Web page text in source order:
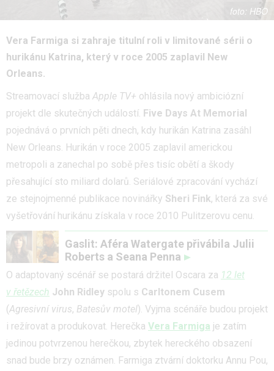
HBO
Vera Farmiga si zahraje titulní roli v limitované sérii o
hurikánu Katrina, který v roce 2005 zaplavil New
Orleans.
Streamovací služba Apple TV+ ohlásila nový ambiciózní
projekt dle skutečných událostí. Five Days At Memorial
pojednává o prvních pěti dnech, kdy hurikán Katrina zasáhl
New Orleans. Hurikán v roce 2005 zaplavil americkou
metropoli a zanechal po sobě přes tisíc obětí a škody
přesahující sto miliard dolarů. Seriálové zpracování vychází
ze stejnojmenné publikace novinářky Sheri Fink, která za své
vyšetřování hurikánu získala v roce 2010 Pulitzerovu cenu.
Gaslit: Aféra Watergate přivábila Julii
Roberts a Seana Penna
O adaptovaný scénář se postará držitel Oscara za 12 let
v řetězech John Ridley spolu s Carltonem Cusem
(Agresivní virus, Batesův motel). Vyjma scénáře budou projekt
i režírovat a produkovat. Herečka Vera Farmiga je zatím
jedinou potvrzenou herečkou, zbytek hereckého obsazení
snad bude brzy oznámen. Farmiga ztvární doktorku Annu Pou,